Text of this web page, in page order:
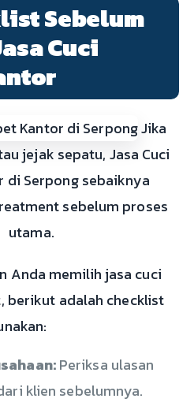
Sebelum
Cuci
Jika
jejak sepatu, Jasa Cuci
di Serpong sebaiknya
sebelum proses
utama.
Anda memilih jasa cuci
berikut adalah checklist
Periksa ulasan
klien sebelumnya.